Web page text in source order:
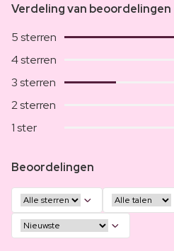
Verdeling van beoordelingen
5 sterren
4 sterren
3 sterren
2 sterren
1 ster
Beoordelingen